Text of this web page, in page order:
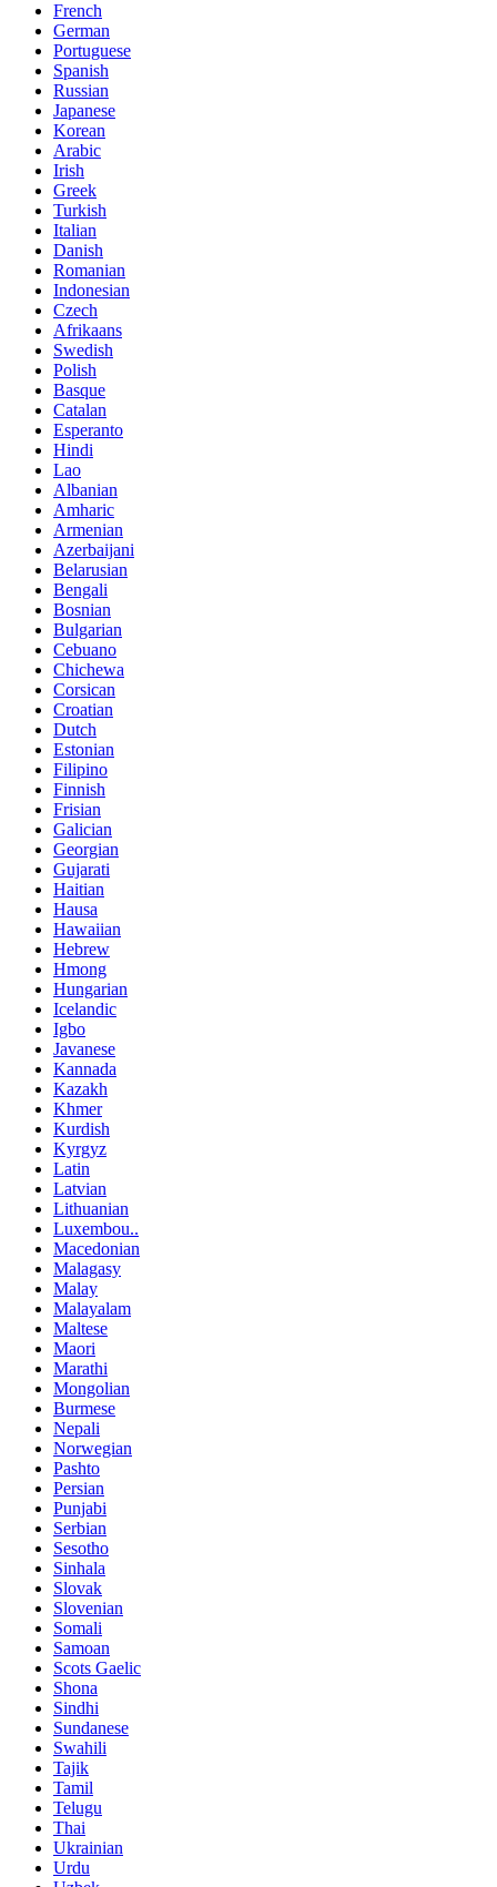
French
German
Portuguese
Spanish
Russian
Japanese
Korean
Arabic
Irish
Greek
Turkish
Italian
Danish
Romanian
Indonesian
Czech
Afrikaans
Swedish
Polish
Basque
Catalan
Esperanto
Hindi
Lao
Albanian
Amharic
Armenian
Azerbaijani
Belarusian
Bengali
Bosnian
Bulgarian
Cebuano
Chichewa
Corsican
Croatian
Dutch
Estonian
Filipino
Finnish
Frisian
Galician
Georgian
Gujarati
Haitian
Hausa
Hawaiian
Hebrew
Hmong
Hungarian
Icelandic
Igbo
Javanese
Kannada
Kazakh
Khmer
Kurdish
Kyrgyz
Latin
Latvian
Lithuanian
Luxembou..
Macedonian
Malagasy
Malay
Malayalam
Maltese
Maori
Marathi
Mongolian
Burmese
Nepali
Norwegian
Pashto
Persian
Punjabi
Serbian
Sesotho
Sinhala
Slovak
Slovenian
Somali
Samoan
Scots Gaelic
Shona
Sindhi
Sundanese
Swahili
Tajik
Tamil
Telugu
Thai
Ukrainian
Urdu